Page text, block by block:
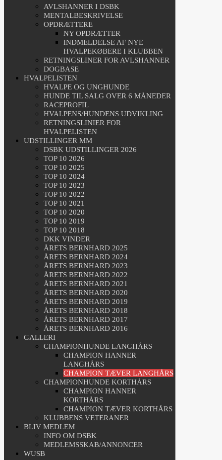
AVLSHANNER I DSBK
MENTALBESKRIVELSE
OPDRÆTTERE
NY OPDRÆTTER
INDMELDELSE AF NYE
HVALPEKØBERE I KLUBBEN
RETNINGSLINER FOR AVLSHANNER
DOGBASE
HVALPELISTEN
HVALPE OG UNGHUNDE
HUNDE TIL SALG OVER 6 MÅNEDER
RACEPROFIL
HVALPENS/HUNDENS UDVIKLING
RETNINGSLINIER FOR
HVALPELISTEN
UDSTILLINGER MM
DSBK UDSTILLINGER 2026
TOP 10 2026
TOP 10 2025
TOP 10 2024
TOP 10 2023
TOP 10 2022
TOP 10 2021
TOP 10 2020
TOP 10 2019
TOP 10 2018
DKK VINDER
ÅRETS BERNHARD 2025
ÅRETS BERNHARD 2024
ÅRETS BERNHARD 2023
ÅRETS BERNHARD 2022
ÅRETS BERNHARD 2021
ÅRETS BERNHARD 2020
ÅRETS BERNHARD 2019
ÅRETS BERNHARD 2018
ÅRETS BERNHARD 2017
ÅRETS BERNHARD 2016
GALLERI
CHAMPIONHUNDE LANGHÅRS
CHAMPION HANNER
LANGHÅRS
CHAMPION TÆVER LANGHÅRS
CHAMPIONHUNDE KORTHÅRS
CHAMPION HANNER
KORTHÅRS
CHAMPION TÆVER KORTHÅRS
KLUBBENS VETERANER
BLIV MEDLEM
INFO OM DSBK
MEDLEMSSKAB/ANNONCER
WUSB